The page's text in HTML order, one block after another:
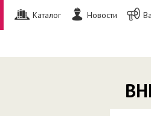
Каталог Новости